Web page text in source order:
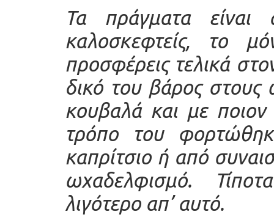
Τα πράγματα είναι
καλοσκεφτείς, το
προσφέρεις τελικά
δικό του βάρος στους
κουβαλά και με
τρόπο του
καπρίτσιο ή από
ωχαδελφισμό.
λιγότερο απ’ αυτό.